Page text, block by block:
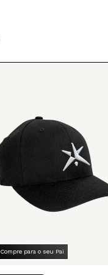
Compre para o seu Pai